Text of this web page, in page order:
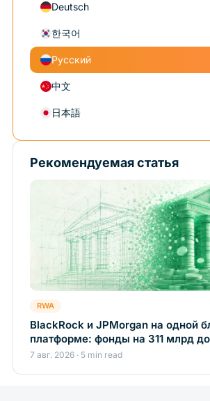
Deutsch
한국어
Русский
中文
日本語
Рекомендуемая статья
RWA
BlackRock и JPMorgan на одной
платформе: фонды на 311 млрд
7 авг. 2026 · 5 min read